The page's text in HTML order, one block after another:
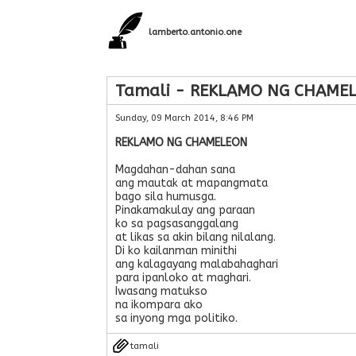
lamberto.antonio.one
Tamali - REKLAMO NG
Sunday, 09 March 2014, 8:46 PM
REKLAMO NG CHAMELEON
Magdahan-dahan sana
ang mautak at mapangmata
bago sila humusga.
Pinakamakulay ang paraan
ko sa pagsasanggalang
at likas sa akin bilang nilalang.
Di ko kailanman minithi
ang kalagayang malabahaghari
para ipanloko at maghari.
Iwasang matukso
na ikompara ako
sa inyong mga politiko.
tamali